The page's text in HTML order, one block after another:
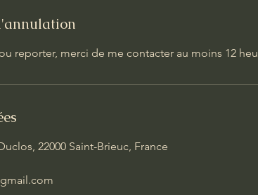
reporter, merci de me contacter au moins 12
22000 Saint-Brieuc, France